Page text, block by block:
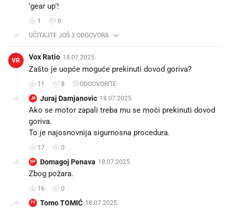
'gear up'!
1
0
UČITAJTE JOŠ 3 ODGOVORA
VR Vox Ratio 18.07.2025.
Zašto je uopće moguće prekinuti dovod goriva?
11 8 ODGOVORITE
JD Juraj Damjanovic 18.07.2025.
Ako se motor zapali treba mu se moći prekinuti dovod
goriva.
To je najosnovnija sigurnosna procedura.
17 0
DP Domagoj Penava 18.07.2025.
Zbog požara.
16 0
TT Tomo TOMIĆ 18.07.2025.